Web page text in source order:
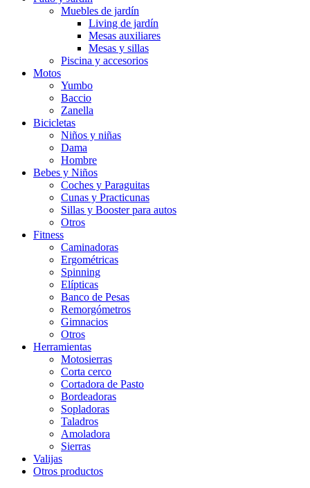
Muebles de jardín
Living de jardín
Mesas auxiliares
Mesas y sillas
Piscina y accesorios
Motos
Yumbo
Baccio
Zanella
Bicicletas
Niños y niñas
Dama
Hombre
Bebes y Niños
Coches y Paraguitas
Cunas y Practicunas
Sillas y Booster para autos
Otros
Fitness
Caminadoras
Ergométricas
Spinning
Elípticas
Banco de Pesas
Remorgómetros
Gimnacios
Otros
Herramientas
Motosierras
Corta cerco
Cortadora de Pasto
Bordeadoras
Sopladoras
Taladros
Amoladora
Sierras
Valijas
Otros productos